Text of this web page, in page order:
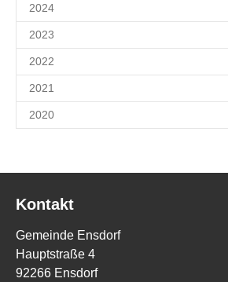
2024
2023
2022
2021
2020
Kontakt
Gemeinde Ensdorf
Hauptstraße 4
92266 Ensdorf